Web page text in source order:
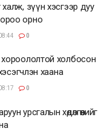
халж, зүүн хэсгээр дуу
орно
0
холбосон
хэсэгчлэн хаана
0
урсгалын хөдөлгөөнийг